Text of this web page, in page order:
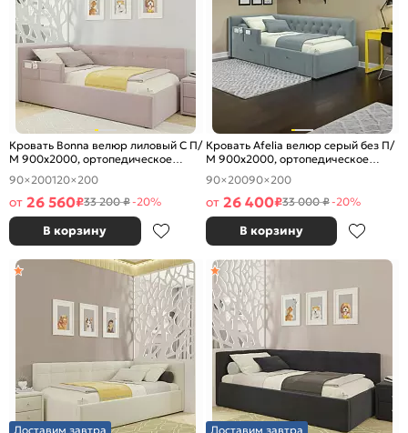
Кровать Bonna велюр лиловый С П/
М 900x2000, ортопедическое
основание, изголовье мягкое
90×200120×200
от 26 560₽33 200 ₽-20%
В корзину
Кровать Afelia велюр серый без П/
М 900x2000, ортопедическое
основание, изголовье мягкое
90×20090×200
от 26 400₽33 000 ₽-20%
В корзину
Доставим завтра
Доставим завтра